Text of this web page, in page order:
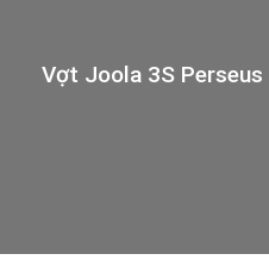
Vợt Joola 3S